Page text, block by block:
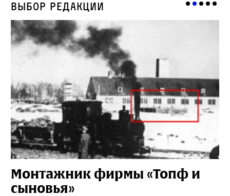
Выбор редакции
Монтажник фирмы «Топф и
сыновья»